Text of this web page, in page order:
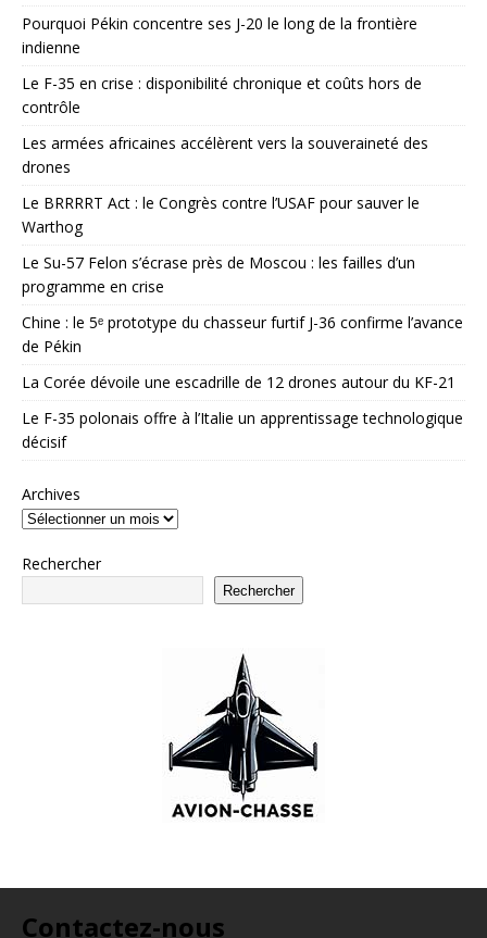
Pourquoi Pékin concentre ses J-20 le long de la frontière
indienne
Le F-35 en crise : disponibilité chronique et coûts hors de
contrôle
Les armées africaines accélèrent vers la souveraineté des
drones
Le BRRRRT Act : le Congrès contre l’USAF pour sauver le
Warthog
Le Su-57 Felon s’écrase près de Moscou : les failles d’un
programme en crise
Chine : le 5ᵉ prototype du chasseur furtif J-36 confirme l’avance
de Pékin
La Corée dévoile une escadrille de 12 drones autour du KF-21
Le F-35 polonais offre à l’Italie un apprentissage technologique
décisif
Archives
Rechercher
Rechercher
Contactez-nous